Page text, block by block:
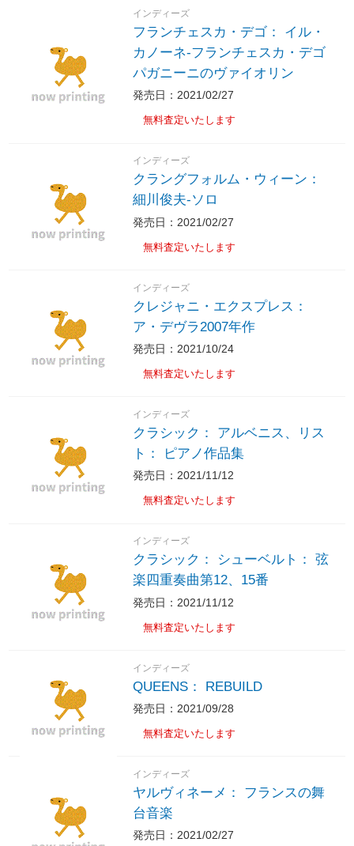
インディーズ
フランチェスカ・デゴ： イル・
カノーネ-フランチェスカ・デゴ
パガニーニのヴァイオリン
発売日：2021/02/27
無料査定いたします
インディーズ
クラングフォルム・ウィーン：
細川俊夫-ソロ
発売日：2021/02/27
無料査定いたします
インディーズ
クレジャニ・エクスプレス：
ア・デヴラ2007年作
発売日：2021/10/24
無料査定いたします
インディーズ
クラシック： アルベニス、リス
ト： ピアノ作品集
発売日：2021/11/12
無料査定いたします
インディーズ
クラシック： シューベルト： 弦
楽四重奏曲第12、15番
発売日：2021/11/12
無料査定いたします
インディーズ
QUEENS： REBUILD
発売日：2021/09/28
無料査定いたします
インディーズ
ヤルヴィネーメ： フランスの舞
台音楽
発売日：2021/02/27